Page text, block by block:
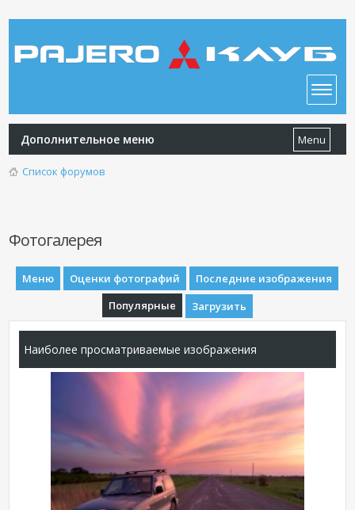
Дополнительное меню Menu
Список форумов
Фотогалерея
Меню Оценки фотографий
Последние изображения
Популярные
Загрузить
Наиболее просматриваемые изображения